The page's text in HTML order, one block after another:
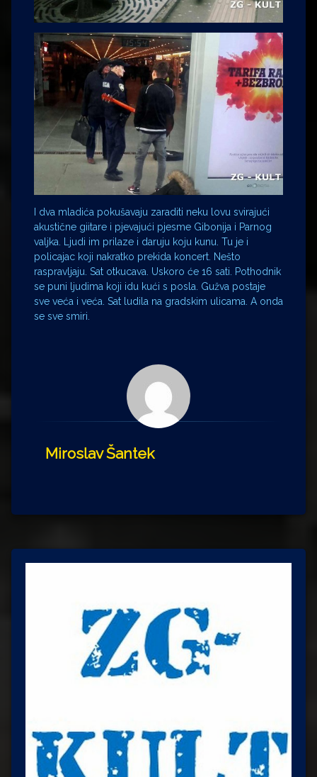
I dva mladića pokušavaju zaraditi neku lovu svirajući
akustične giitare i pjevajući pjesme Gibonija i Parnog
valjka. Ljudi im prilaze i daruju koju kunu. Tu je i
policajac koji nakratko prekida koncert. Nešto
raspravljaju. Sat otkucava. Uskoro će 16 sati. Pothodnik
se puni ljudima koji idu kući s posla. Gužva postaje
sve veća i veća. Sat ludila na gradskim ulicama. A onda
se sve smiri.
Miroslav Šantek